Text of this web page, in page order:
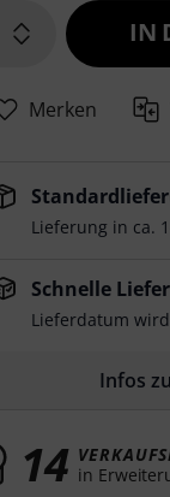
IN
Merken
Lieferung in ca.
Schnelle
Lieferdatum
Infos
14